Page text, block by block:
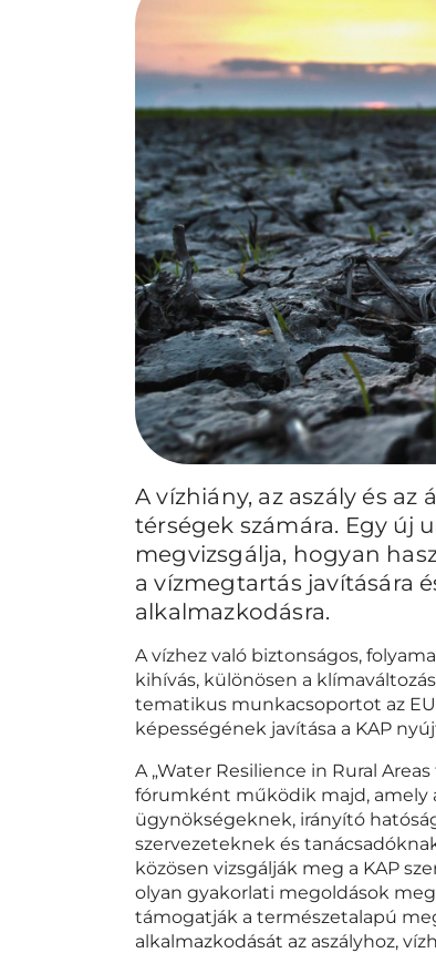
A vízhiány, az aszály és
térségek számára. Egy új
megvizsgálja, hogyan
a vízmegtartás javítására
alkalmazkodásra.
A vízhez való biztonságos,
kihívás, különösen a
tematikus munkacsoportot az
képességének javítása a KAP
A „Water Resilience in Rural
fórumként működik majd, amely
ügynökségeknek, irányító
szervezeteknek és
közösen vizsgálják meg a KAP
olyan gyakorlati megoldások
támogatják a természetalapú
alkalmazkodását az aszályhoz,